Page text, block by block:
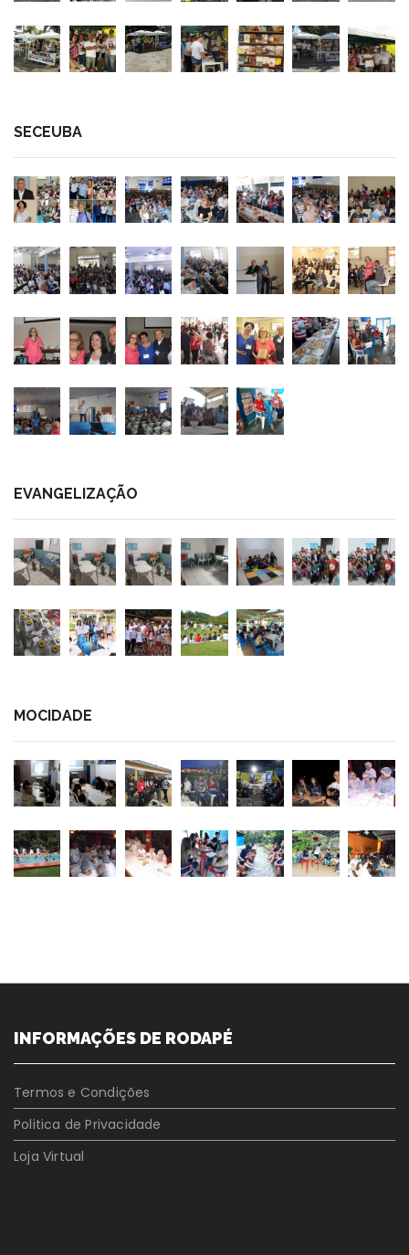
SECEUBA
EVANGELIZAÇÃO
MOCIDADE
INFORMAÇÕES DE RODAPÉ
Termos e Condições
Politica de Privacidade
Loja Virtual